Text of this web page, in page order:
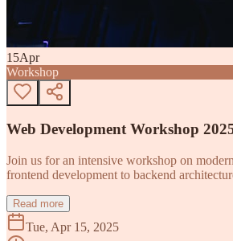
15Apr
Workshop
Web Development Workshop
Join us for an intensive workshop on
frontend development to backend
Read more
Tue, Apr 15, 2025